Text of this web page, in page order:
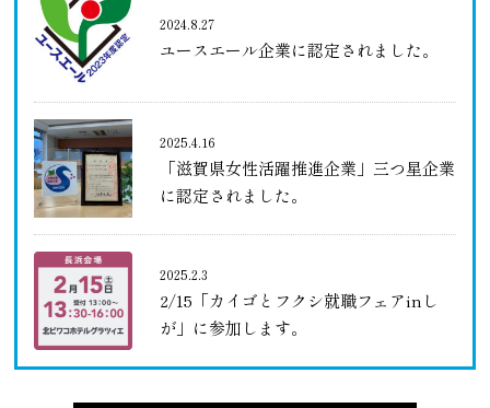
2024.8.27
ユースエール企業に認定されました。
2025.4.16
「滋賀県女性活躍推進企業」三つ星企業
に認定されました。
2025.2.3
2/15「カイゴとフクシ就職フェアinし
が」に参加します。